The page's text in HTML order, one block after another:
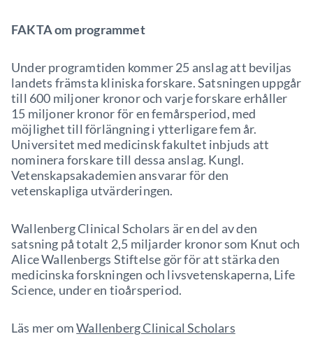
FAKTA om programmet
Under programtiden kommer 25 anslag att beviljas
landets främsta kliniska forskare. Satsningen uppgår
till 600 miljoner kronor och varje forskare erhåller
15 miljoner kronor för en femårsperiod, med
möjlighet till förlängning i ytterligare fem år.
Universitet med medicinsk fakultet inbjuds att
nominera forskare till dessa anslag. Kungl.
Vetenskapsakademien ansvarar för den
vetenskapliga utvärderingen.
Wallenberg Clinical Scholars är en del av den
satsning på totalt 2,5 miljarder kronor som Knut och
Alice Wallenbergs Stiftelse gör för att stärka den
medicinska forskningen och livsvetenskaperna, Life
Science, under en tioårsperiod.
Läs mer omWallenberg Clinical Scholars